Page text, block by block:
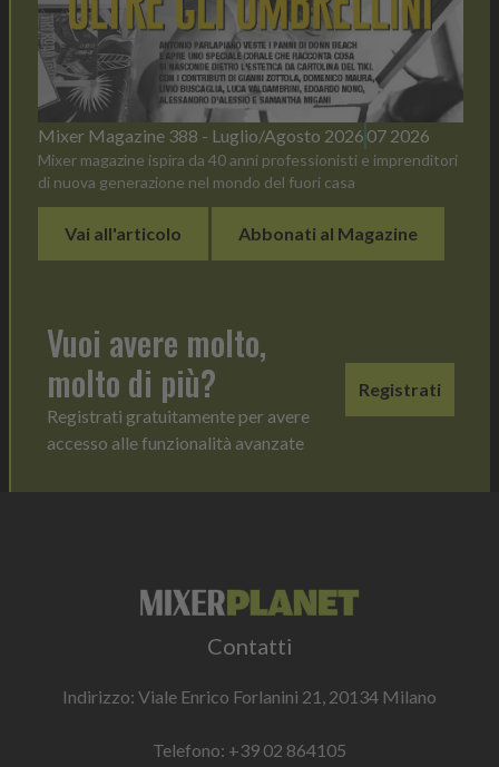
Mixer Magazine 388 - Luglio/Agosto 2026 07 2026
Mixer magazine ispira da 40 anni professionisti e imprenditori
di nuova generazione nel mondo del fuori casa
Vai all'articolo Abbonati al Magazine
Vuoi avere molto,
molto di più?
Registrati gratuitamente per avere
accesso alle funzionalità avanzate
Registrati
Contatti
Indirizzo: Viale Enrico Forlanini 21, 20134 Milano
Telefono: +39 02 864105